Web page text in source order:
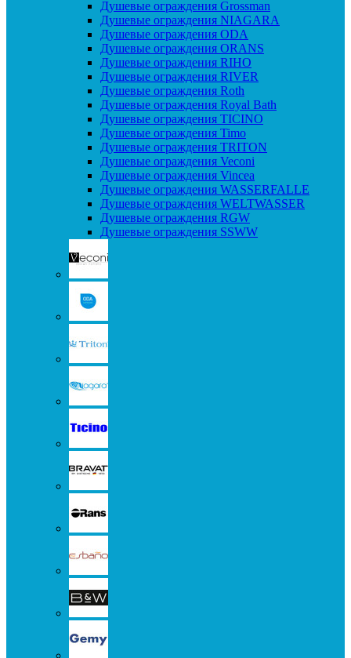
Душевые ограждения Grossman
Душевые ограждения NIAGARA
Душевые ограждения ODA
Душевые ограждения ORANS
Душевые ограждения RIHO
Душевые ограждения RIVER
Душевые ограждения Roth
Душевые ограждения Royal Bath
Душевые ограждения TICINO
Душевые ограждения Timo
Душевые ограждения TRITON
Душевые ограждения Veconi
Душевые ограждения Vincea
Душевые ограждения WASSERFALLE
Душевые ограждения WELTWASSER
Душевые ограждения RGW
Душевые ограждения SSWW